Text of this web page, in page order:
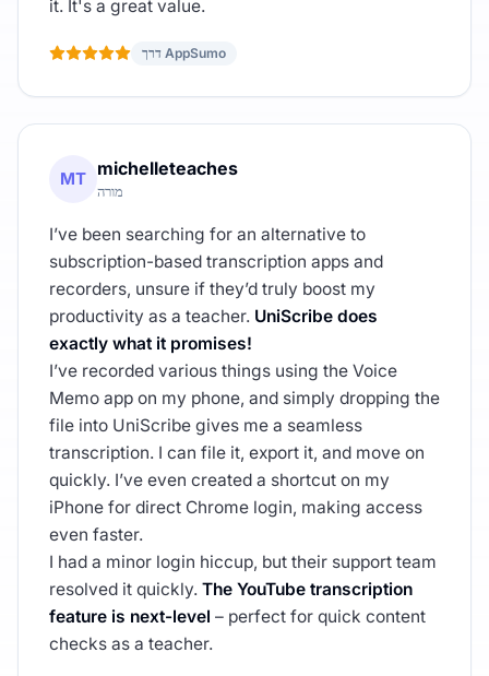
it. It's a great value.
דרך AppSumo
MT michelleteaches
מורה
I’ve been searching for an alternative to
subscription-based transcription apps and
recorders, unsure if they’d truly boost my
productivity as a teacher. UniScribe does
exactly what it promises!
I’ve recorded various things using the Voice
Memo app on my phone, and simply dropping the
file into UniScribe gives me a seamless
transcription. I can file it, export it, and move on
quickly. I’ve even created a shortcut on my
iPhone for direct Chrome login, making access
even faster.
I had a minor login hiccup, but their support team
resolved it quickly. The YouTube transcription
feature is next-level – perfect for quick content
checks as a teacher.